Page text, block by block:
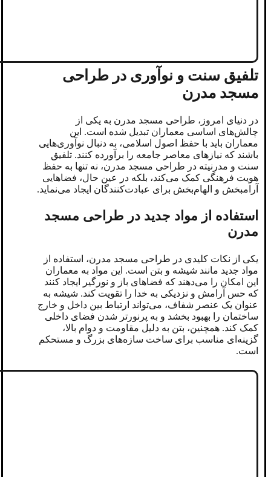
تلفیق سنت و نوآوری در طراحی
مسجد مدرن
در دنیای امروز، طراحی مسجد مدرن به یکی از
چالش‌های اساسی معماران تبدیل شده است. این
معماران باید با حفظ اصول اسلامی، به دنبال نوآوری‌هایی
باشند که نیازهای معاصر جامعه را برآورده کنند. تلفیق
سنت و مدرنیته در طراحی مسجد مدرن، نه تنها به حفظ
هویت فرهنگی کمک می‌کند، بلکه در عین حال، فضاهایی
آرامبخش و الهام‌بخش برای عبادت‌کنندگان ایجاد می‌نماید.
استفاده از مواد جدید در طراحی مسجد
مدرن
یکی از نکات کلیدی در طراحی مسجد مدرن، استفاده از
مواد جدید مانند شیشه و بتن است. این مواد به معماران
این امکان را می‌دهند که فضاهای باز و نورگیر ایجاد کنند
که حس آرامش و نزدیکی به خدا را تقویت کند. شیشه به
عنوان یک عنصر شفاف، می‌تواند ارتباط بین داخل و خارج
ساختمان را بهبود بخشد و به پرنورتر شدن فضای داخلی
کمک کند. همچنین، بتن به دلیل مقاومت و دوام بالا،
گزینه‌ای مناسب برای ساخت سازه‌های بزرگ و مستحکم
است.